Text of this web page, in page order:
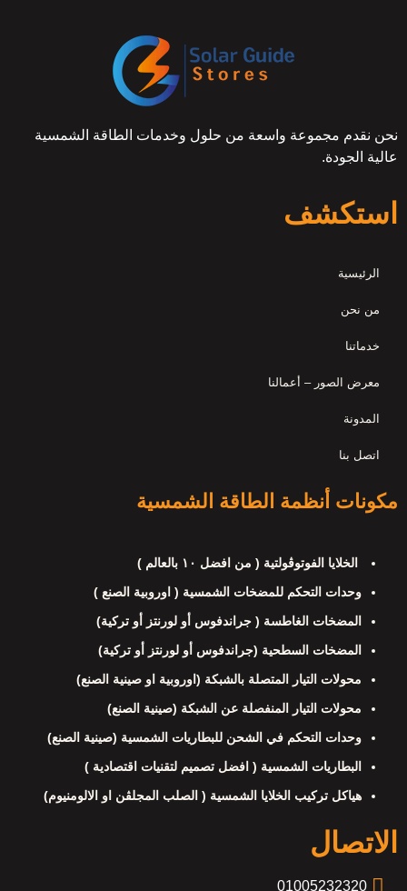
نحن نقدم مجموعة واسعة من حلول وخدمات الطاقة الشمسية
عالية الجودة.
استكشف
الرئيسية
من نحن
خدماتنا
معرض الصور – أعمالنا
المدونة
اتصل بنا
مكونات أنظمة الطاقة الشمسية
الخلايا الفوتوڤولتية ( من افضل ١٠ بالعالم )
وحدات التحكم للمضخات الشمسية ( اوروبية الصنع )
المضخات الغاطسة ( جراندفوس أو لورنتز أو تركية)
المضخات السطحية (جراندفوس أو لورنتز أو تركية)
محولات التيار المتصلة بالشبكة (اوروبية او صينية الصنع)
محولات التيار المنفصلة عن الشبكة (صينية الصنع)
وحدات التحكم في الشحن للبطاريات الشمسية (صينية الصنع)
البطاريات الشمسية ( افضل تصميم لتقنيات اقتصادية )
هياكل تركيب الخلايا الشمسية ( الصلب المجلڤن او الالومنيوم)
الاتصال
01005232320